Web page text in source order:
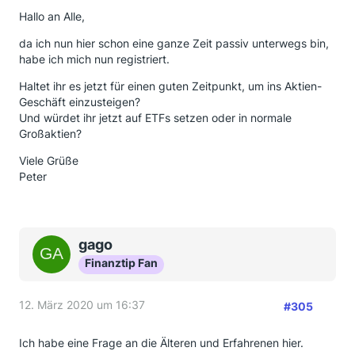
Hallo an Alle,
da ich nun hier schon eine ganze Zeit passiv unterwegs bin,
habe ich mich nun registriert.
Haltet ihr es jetzt für einen guten Zeitpunkt, um ins Aktien-
Geschäft einzusteigen?
Und würdet ihr jetzt auf ETFs setzen oder in normale
Großaktien?
Viele Grüße
Peter
gago
Finanztip Fan
12. März 2020 um 16:37 #305
Ich habe eine Frage an die Älteren und Erfahrenen hier.